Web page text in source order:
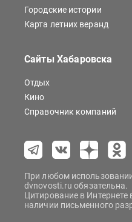
Городские истории
Карта летних веранд
Сайты Хабаровска
Отдых
Кино
Справочник компаний
При любом
dvnovosti.ru обязательна.
Цитирование в
наличии письменного